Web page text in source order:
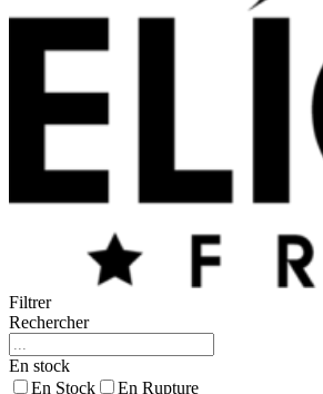
Filtrer
Rechercher
En stock
En Stock
En Rupture